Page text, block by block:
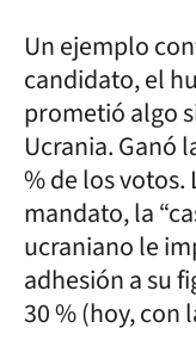
Un ejemplo
candidato, el
prometió algo
Ucrania. Ganó
% de los votos.
mandato, la
ucraniano le
adhesión a su
30 % (hoy, con